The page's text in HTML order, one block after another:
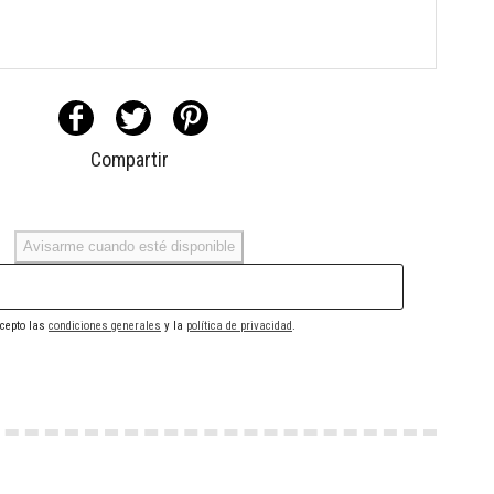
Compartir
Avisarme cuando esté disponible
las condiciones generales y la política de privacidad .